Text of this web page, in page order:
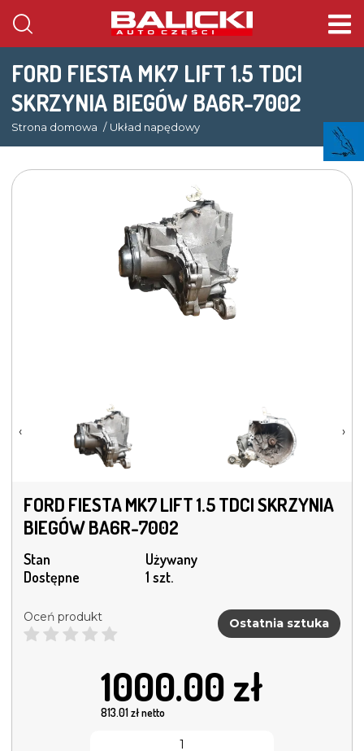
FORD FIESTA MK7 LIFT 1.5 TDCI
SKRZYNIA BIEGÓW BA6R-7002
Strona domowa Układ napędowy
‹ ›
FORD FIESTA MK7 LIFT 1.5 TDCI SKRZYNIA
BIEGÓW BA6R-7002
Stan
Używany
Dostępne
1 szt.
Oceń produkt Ostatnia sztuka
1000.00 zł
813.01zł netto